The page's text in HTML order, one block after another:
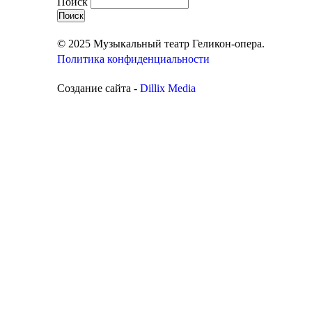
© 2025 Музыкальный театр Геликон-опера.
Политика конфиденциальности
Создание сайта - Dillix Media